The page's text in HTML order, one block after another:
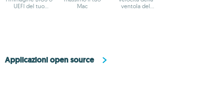
UEFI del tuo
Mac
ventola del
Applicazioni open source